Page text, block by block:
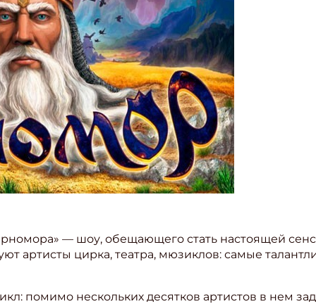
— шоу, обещающего стать настоящей
артисты цирка, театра, мюзиклов: самые
помимо нескольких десятков артистов в нем